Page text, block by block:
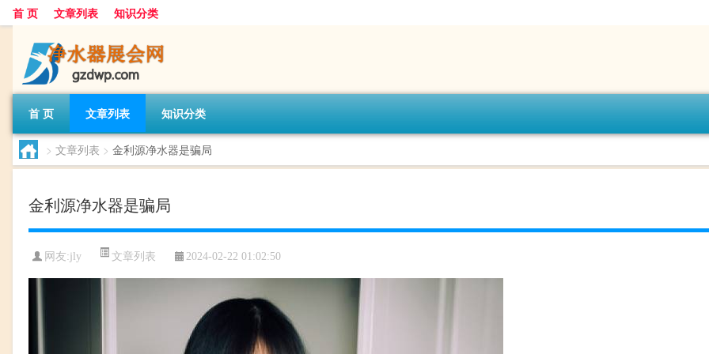
首 页 文章列表 知识分类
首 页 文章列表 知识分类
> 文章列表 > 金利源净水器是骗局
金利源净水器是骗局
网友:jly 文章列表 2024-02-22 01:02:50